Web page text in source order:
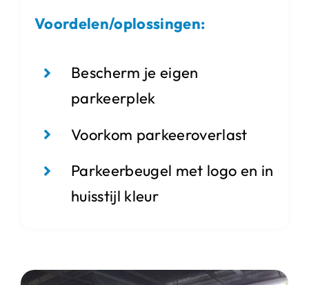
Voordelen/oplossingen:
Bescherm je eigen
parkeerplek
Voorkom parkeeroverlast
Parkeerbeugel met logo en in
huisstijl kleur